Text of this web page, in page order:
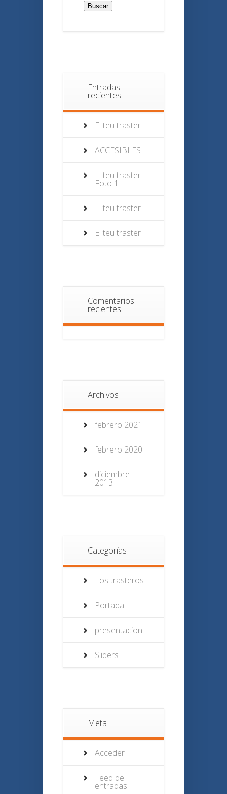
Entradas
recientes
El teu traster
ACCESIBLES
El teu traster –
Foto 1
El teu traster
El teu traster
Comentarios
recientes
Archivos
febrero 2021
febrero 2020
diciembre
2013
Categorías
Los trasteros
Portada
presentacion
Sliders
Meta
Acceder
Feed de
entradas